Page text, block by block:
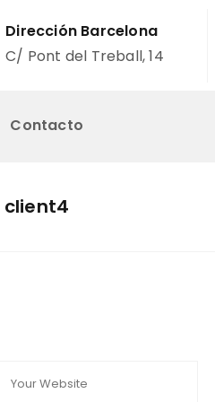
Dirección Barcelona
C/ Pont del Treball, 14
Contacto
Inicio
client4